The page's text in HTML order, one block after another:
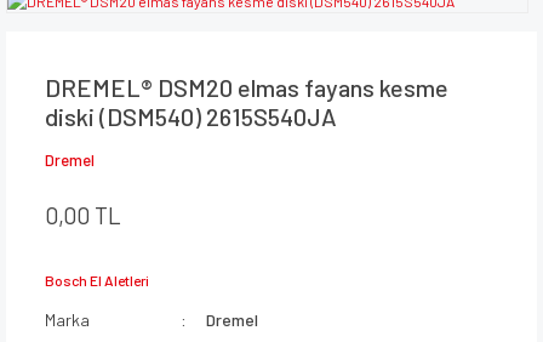
DREMEL® DSM20 elmas fayans kesme
diski (DSM540) 2615S540JA
Dremel
0,00 TL
Bosch El Aletleri
Marka
Dremel